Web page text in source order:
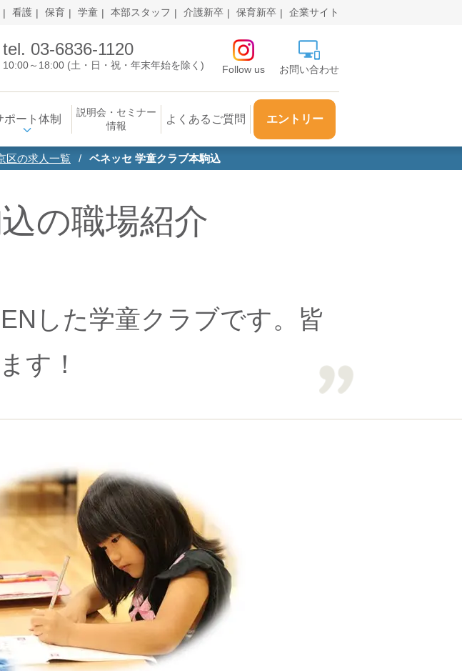
看護 保育 学童 本部スタッフ 介護新卒 保育新卒 企業サイト
tel. 03-6836-1120
10:00～18:00 (土・日・祝・年末年始を除く) Follow us お問い合わせ
ポート体制
説明会・セミナー
情報
よくあるご質問 エントリー
区の求人一覧 ベネッセ 学童クラブ本駒込
の職場紹介
した学童クラブです。皆
す！